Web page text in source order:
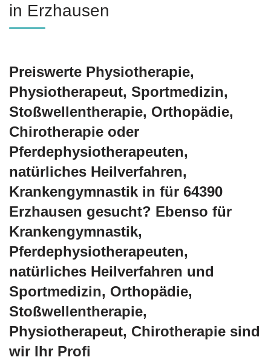
in Erzhausen
Preiswerte Physiotherapie,
Physiotherapeut, Sportmedizin,
Stoßwellentherapie, Orthopädie,
Chirotherapie oder
Pferdephysiotherapeuten,
natürliches Heilverfahren,
Krankengymnastik in für 64390
Erzhausen gesucht? Ebenso für
Krankengymnastik,
Pferdephysiotherapeuten,
natürliches Heilverfahren und
Sportmedizin, Orthopädie,
Stoßwellentherapie,
Physiotherapeut, Chirotherapie sind
wir Ihr Profi